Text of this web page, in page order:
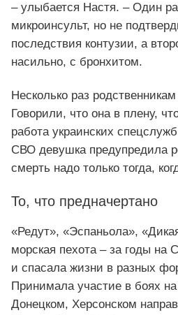
– улыбается Настя. – Один
микроинсульт, но не
последствия контузии, а
насильно, с бронхитом.
Несколько раз
Говорили, что она в плену,
работа украинских
СВО девушка предупредила
смерть надо только тогда,
То, что предначертано
«Редут», «Эспаньола»,
морская пехота – за годы на
и спасала жизни в разных
Принимала участие в боях
Донецком, Херсонском